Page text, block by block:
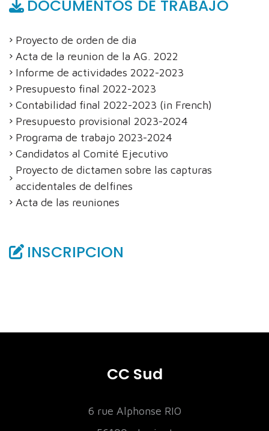
DOCUMENTOS DE TRABAJO
Proyecto de orden de dia
Acta de la reunion de la AG. 2022
Informe de actividades 2022-2023
Presupuesto final 2022-2023
Contabilidad final 2022-2023 (in French)
Presupuesto provisional 2023-2024
Programa de trabajo 2023-2024
Candidatos al Comité Ejecutivo
Proyecto de dictamen sobre las capturas
accidentales de delfines
Acta de las reuniones
INSCRIPCION
CC Sud
6 rue Alphonse RIO